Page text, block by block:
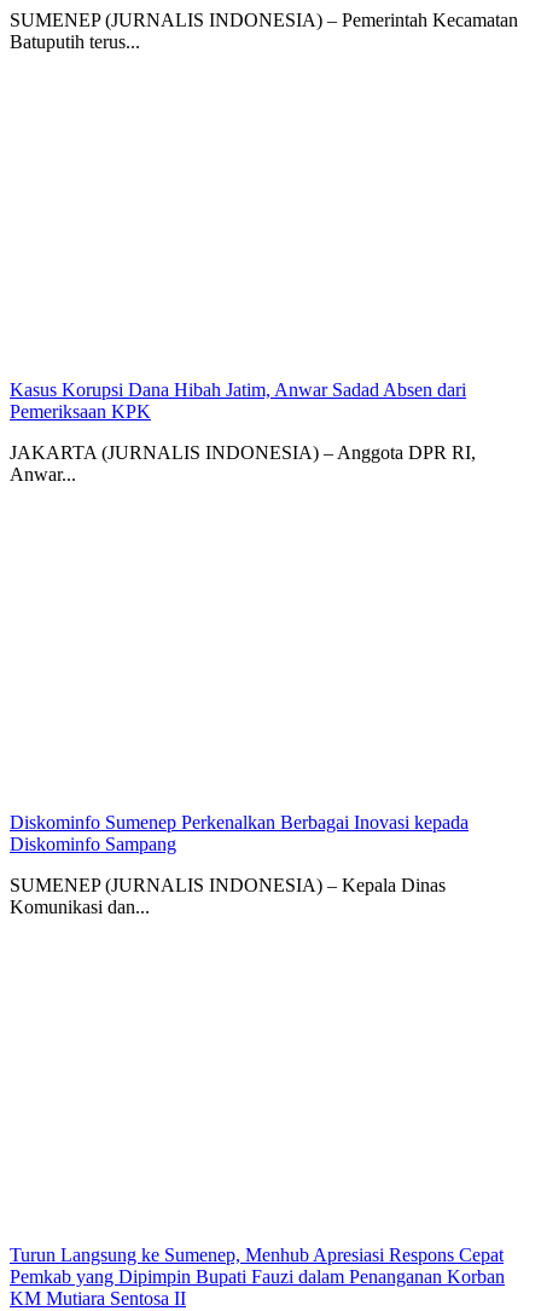
SUMENEP (JURNALIS INDONESIA) – Pemerintah Kecamatan
Batuputih terus...
Kasus Korupsi Dana Hibah Jatim, Anwar Sadad Absen dari
Pemeriksaan KPK
JAKARTA (JURNALIS INDONESIA) – Anggota DPR RI,
Anwar...
Diskominfo Sumenep Perkenalkan Berbagai Inovasi kepada
Diskominfo Sampang
SUMENEP (JURNALIS INDONESIA) – Kepala Dinas
Komunikasi dan...
Turun Langsung ke Sumenep, Menhub Apresiasi Respons Cepat
Pemkab yang Dipimpin Bupati Fauzi dalam Penanganan Korban
KM Mutiara Sentosa II